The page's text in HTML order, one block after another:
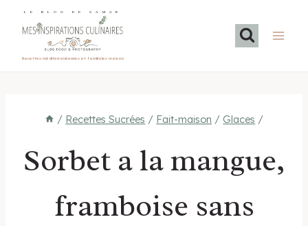
LE BLOG DE SAMAR
Recettes méditerranéennes et familiales maison
/ Recettes Sucrées / Fait-maison / Glaces /
Sorbet a la mangue,
framboise sans